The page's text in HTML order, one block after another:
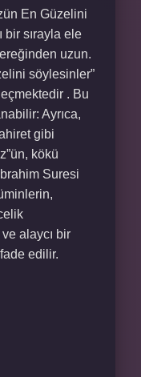
En Güzelini
bir sırayla ele
uzun.
söylesinler”
. Bu
Ayrıca,
gibi
kökü
Suresi
alaycı bir
edilir.